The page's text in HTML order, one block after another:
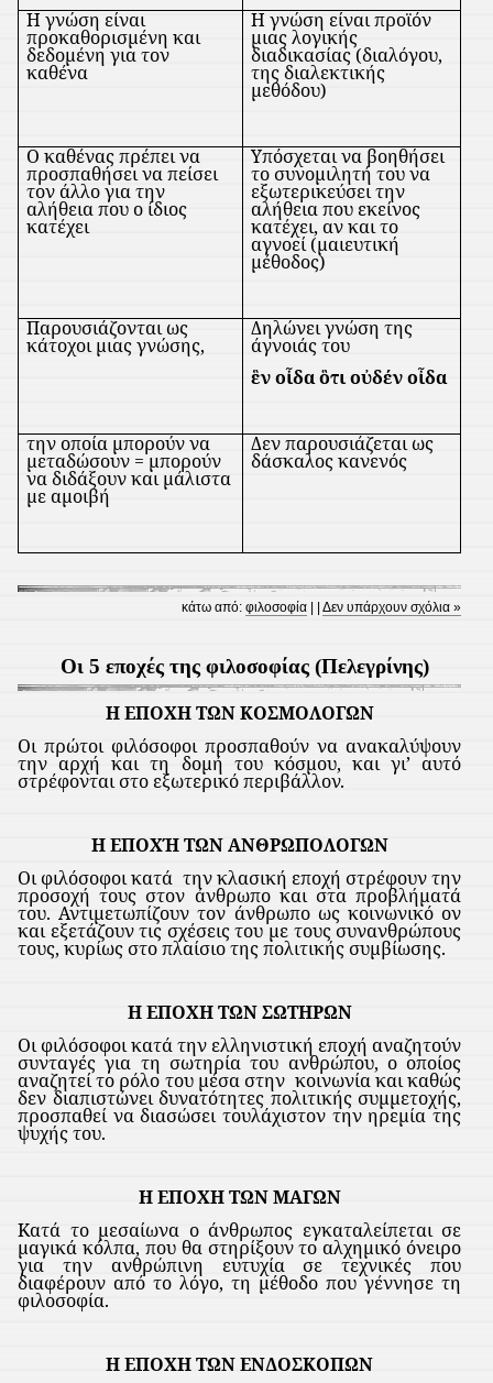
Η γνώση είναι
προκαθορισμένη και
δεδομένη για τον
καθένα
Η γνώση είναι προϊόν
μιας λογικής
διαδικασίας (διαλόγου,
της διαλεκτικής
μεθόδου)
Ο καθένας πρέπει να
προσπαθήσει να πείσει
τον άλλο για την
αλήθεια που ο ίδιος
κατέχει
Υπόσχεται να βοηθήσει
το συνομιλητή του να
εξωτερικεύσει την
αλήθεια που εκείνος
κατέχει, αν και το
αγνοεί (μαιευτική
μέθοδος)
Παρουσιάζονται ως
κάτοχοι μιας γνώσης,
Δηλώνει γνώση της
άγνοιάς του
ἓν οἶδαὃτι οὐδέν οἶδα
την οποία μπορούν να
μεταδώσουν = μπορούν
να διδάξουν και μάλιστα
με αμοιβή
Δεν παρουσιάζεται ως
δάσκαλος κανενός
κάτω από:φιλοσοφία | |Δεν υπάρχουν σχόλια »
Οι 5 εποχές της φιλοσοφίας (Πελεγρίνης)
Η ΕΠΟΧΗ ΤΩΝ ΚΟΣΜΟΛΟΓΩΝ
Οι πρώτοι φιλόσοφοι προσπαθούν να ανακαλύψουν
την αρχή και τη δομή του κόσμου, και γι’ αυτό
στρέφονται στο εξωτερικό περιβάλλον.
Η ΕΠΟΧΉ ΤΩΝ ΑΝΘΡΩΠΟΛΟΓΩΝ
Οι φιλόσοφοι κατά την κλασική εποχή στρέφουν την
προσοχή τους στον άνθρωπο και στα προβλήματά
του. Αντιμετωπίζουν τον άνθρωπο ως κοινωνικό ον
και εξετάζουν τις σχέσεις του με τους συνανθρώπους
τους, κυρίως στο πλαίσιο της πολιτικής συμβίωσης.
Η ΕΠΟΧΗ ΤΩΝ ΣΩΤΗΡΩΝ
Οι φιλόσοφοι κατά την ελληνιστική εποχή αναζητούν
συνταγές για τη σωτηρία του ανθρώπου, ο οποίος
αναζητεί το ρόλο του μέσα στην κοινωνία και καθώς
δεν διαπιστώνει δυνατότητες πολιτικής συμμετοχής,
προσπαθεί να διασώσει τουλάχιστον την ηρεμία της
ψυχής του.
Η ΕΠΟΧΗ ΤΩΝ ΜΑΓΩΝ
Κατά το μεσαίωνα ο άνθρωπος εγκαταλείπεται σε
μαγικά κόλπα, που θα στηρίξουν το αλχημικό όνειρο
για την ανθρώπινη ευτυχία σε τεχνικές που
διαφέρουν από το λόγο, τη μέθοδο που γέννησε τη
φιλοσοφία.
Η ΕΠΟΧΗ ΤΩΝ ΕΝΔΟΣΚΟΠΩΝ